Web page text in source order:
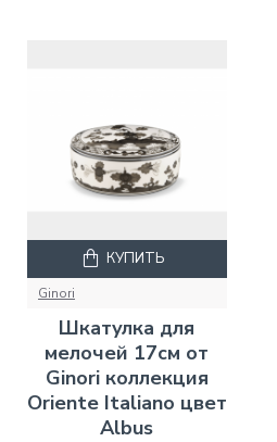
Ginori
Шкатулка для
мелочей 17см от
Ginori коллекция
Oriente Italiano цвет
Albus
КУПИТЬ